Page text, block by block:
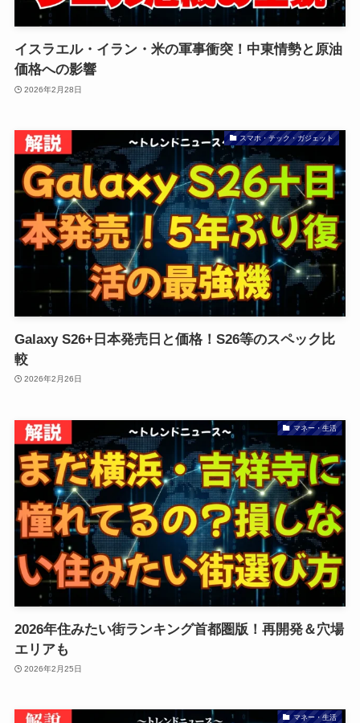
イスラエル・イラン・米の軍事衝突！中東情勢と原油
価格への影響
2026年2月28日
スマホ・テック・ガジェット
Galaxy S26+日本発売日と価格！S26等のスペック比
較
2026年2月26日
マネー・生活
2026年住みたい街ランキング首都圏版！再開発＆穴場
エリアも
2026年2月25日
マネー・生活